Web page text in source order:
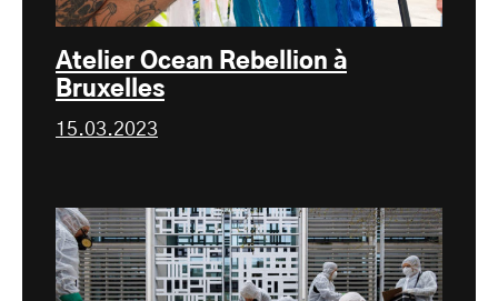
Atelier Ocean Rebellion à
Bruxelles
15.03.2023